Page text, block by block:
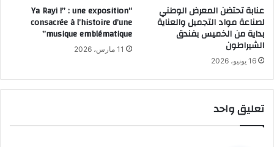
عنابة تحتضن المعرض الوطني
لصناعة مواد التجميل والعناية
بداية من الخميس بفندق
الشيراطون
16 يونيو، 2026
“Ya Rayi !” : une exposition
consacrée à l’histoire d’une
musique emblématique”
11 مارس، 2026
تعليق واحد